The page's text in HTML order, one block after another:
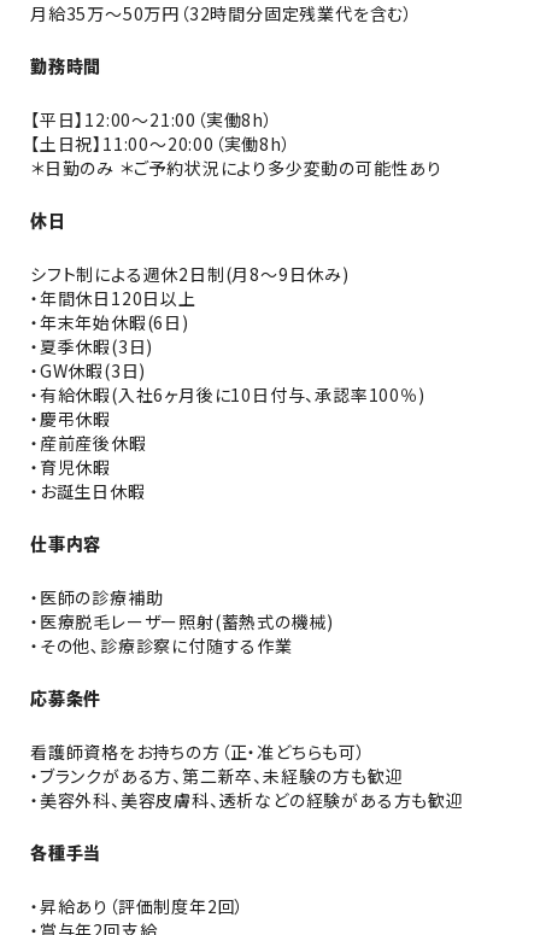
月給35万～50万円（32時間分固定残業代を含む）
勤務時間
【平日】12:00～21:00（実働8h）
【土日祝】11:00～20:00（実働8h）
＊日勤のみ ＊ご予約状況により多少変動の可能性あり
休日
シフト制による週休2日制(月8～9日休み)
・年間休日120日以上
・年末年始休暇(6日)
・夏季休暇(3日)
・GW休暇(3日)
・有給休暇(入社6ヶ月後に10日付与、承認率100％)
・慶弔休暇
・産前産後休暇
・育児休暇
・お誕生日休暇
仕事内容
・医師の診療補助
・医療脱毛レーザー照射(蓄熱式の機械)
・その他､診療診察に付随する作業
応募条件
看護師資格をお持ちの方（正・准どちらも可）
・ブランクがある方、第二新卒、未経験の方も歓迎
・美容外科、美容皮膚科、透析などの経験がある方も歓迎
各種手当
・昇給あり（評価制度年2回）
・賞与年2回支給